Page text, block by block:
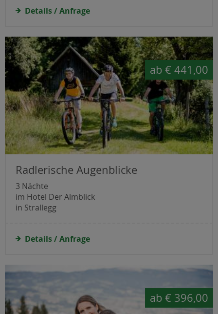
Details / Anfrage
ab € 441,00
Radlerische Augenblicke
3 Nächte
im Hotel Der Almblick
in Strallegg
Details / Anfrage
ab € 396,00